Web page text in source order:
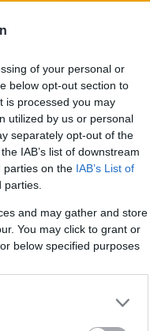
of your personal or
below opt-out section to
is processed you may
utilized by us or personal
separately opt-out of the
IAB’s list of downstream
parties on the IAB’s List of
and may gather and store
You may click to grant or
below specified purposes
FRISS